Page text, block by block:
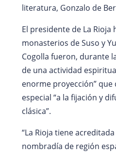
literatura, Gonzalo de
El presidente de La Rioja
monasterios de Suso y
Cogolla fueron, durante
de una actividad
enorme proyección”
especial “a la fijación y
clásica”.
“La Rioja tiene
nombradía de región